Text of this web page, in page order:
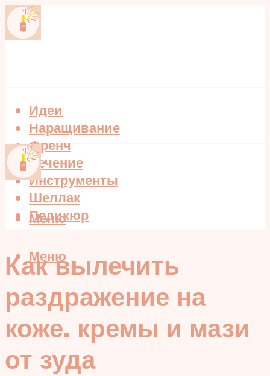
Идеи
Наращивание
Френч
Лечение
Инструменты
Шеллак
Педикюр
Меню
Меню
Как вылечить
раздражение на
коже. кремы и мази
от зуда